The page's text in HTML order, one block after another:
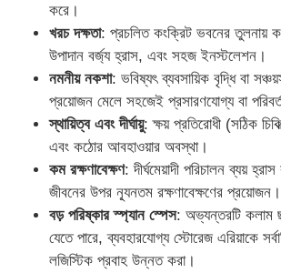
বাড়ি
করে।
খরচ দক্ষতা: প্রচলিত কংক্রিট ভবনের তুলনায়
উপাদান বর্জ্য হ্রাস, এবং সহজ ইনস্টলেশন।
নমনীয় নকশা: ভবিষ্যৎ ব্যবসায়িক বৃদ্ধি বা
প্রয়োজন মেলে সহজেই প্রসারণযোগ্য বা
স্থায়িত্ব এবং দীর্ঘায়ু: ক্ষয় প্রতিরোধী (সঠিক
এবং কঠোর আবহাওয়ার অবস্থা।
কম রক্ষণাবেক্ষণ: দীর্ঘমেয়াদী পরিচালন ব্যয়
জীবনের উপর ন্যূনতম রক্ষণাবেক্ষণের প্রয়োজন।
বড় পরিষ্কার স্প্যান স্পেস: অভ্যন্তরটি কলাম
যেতে পারে, ব্যবহারযোগ্য স্টোরেজ এরিয়াকে
লজিস্টিক প্রবাহ উন্নত করা।